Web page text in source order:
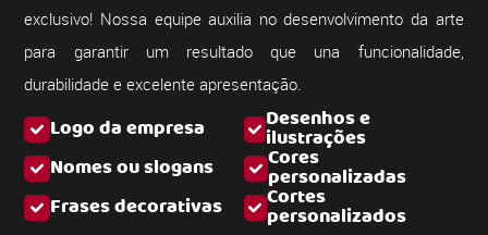
Logo da empresa Desenhos e
ilustrações
Nomes ou slogans
Cores
personalizadas
Frases decorativas
Cortes
personalizados
exclusivo! Nossa equipe auxilia no desenvolvimento da arte
para garantir um resultado que una funcionalidade,
durabilidade e excelente apresentação.